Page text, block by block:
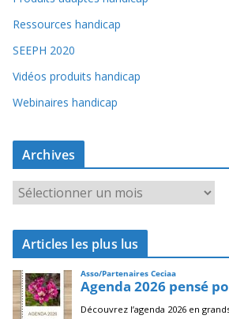
Ressources handicap
SEEPH 2020
Vidéos produits handicap
Webinaires handicap
Archives
r
c
i
v
e
Articles les plus lus